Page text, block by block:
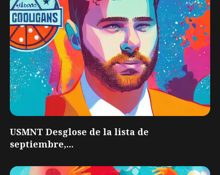
USMNT Desglose de la lista de
septiembre,...